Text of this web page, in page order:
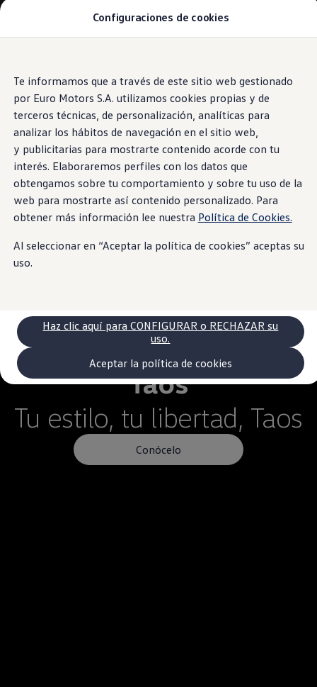
Configuraciones de cookies
Te informamos que a través de este sitio web gestionado
por Euro Motors S.A. utilizamos cookies propias y de
terceros técnicas, de personalización, analíticas para
analizar los hábitos de navegación en el sitio web,
y publicitarias para mostrarte contenido acorde con tu
interés. Elaboraremos perfiles con los datos que
obtengamos sobre tu comportamiento y sobre tu uso de la
web para mostrarte así contenido personalizado. Para
obtener más información lee nuestra Política de Cookies.
Al seleccionar en “Aceptar la política de cookies” aceptas su
uso.
Aceptar la política de cookies
Haz clic aquí para CONFIGURAR o RECHAZAR su
uso.
contenido
principal
a pie
de
Modelos y Concesionarios
Cotiza Aquí
Test Drive
Marca y Experiencia
Volkswagen Perú
Espacio Exclusivo para Prensa
Innovación y Tecnología
#Project1Hour
Latin NCAP
Postventa
Servicios de Mantenimiento
Paquetes de Servicio
Volkswagen Recall
Campaña Recall - Takata Airbag
Garantías
Garantía auto nuevo
Garantía extendida
Consejos y Cuidados
VW Store
Taos
Tu estilo, tu libertad, Taos
Conócelo